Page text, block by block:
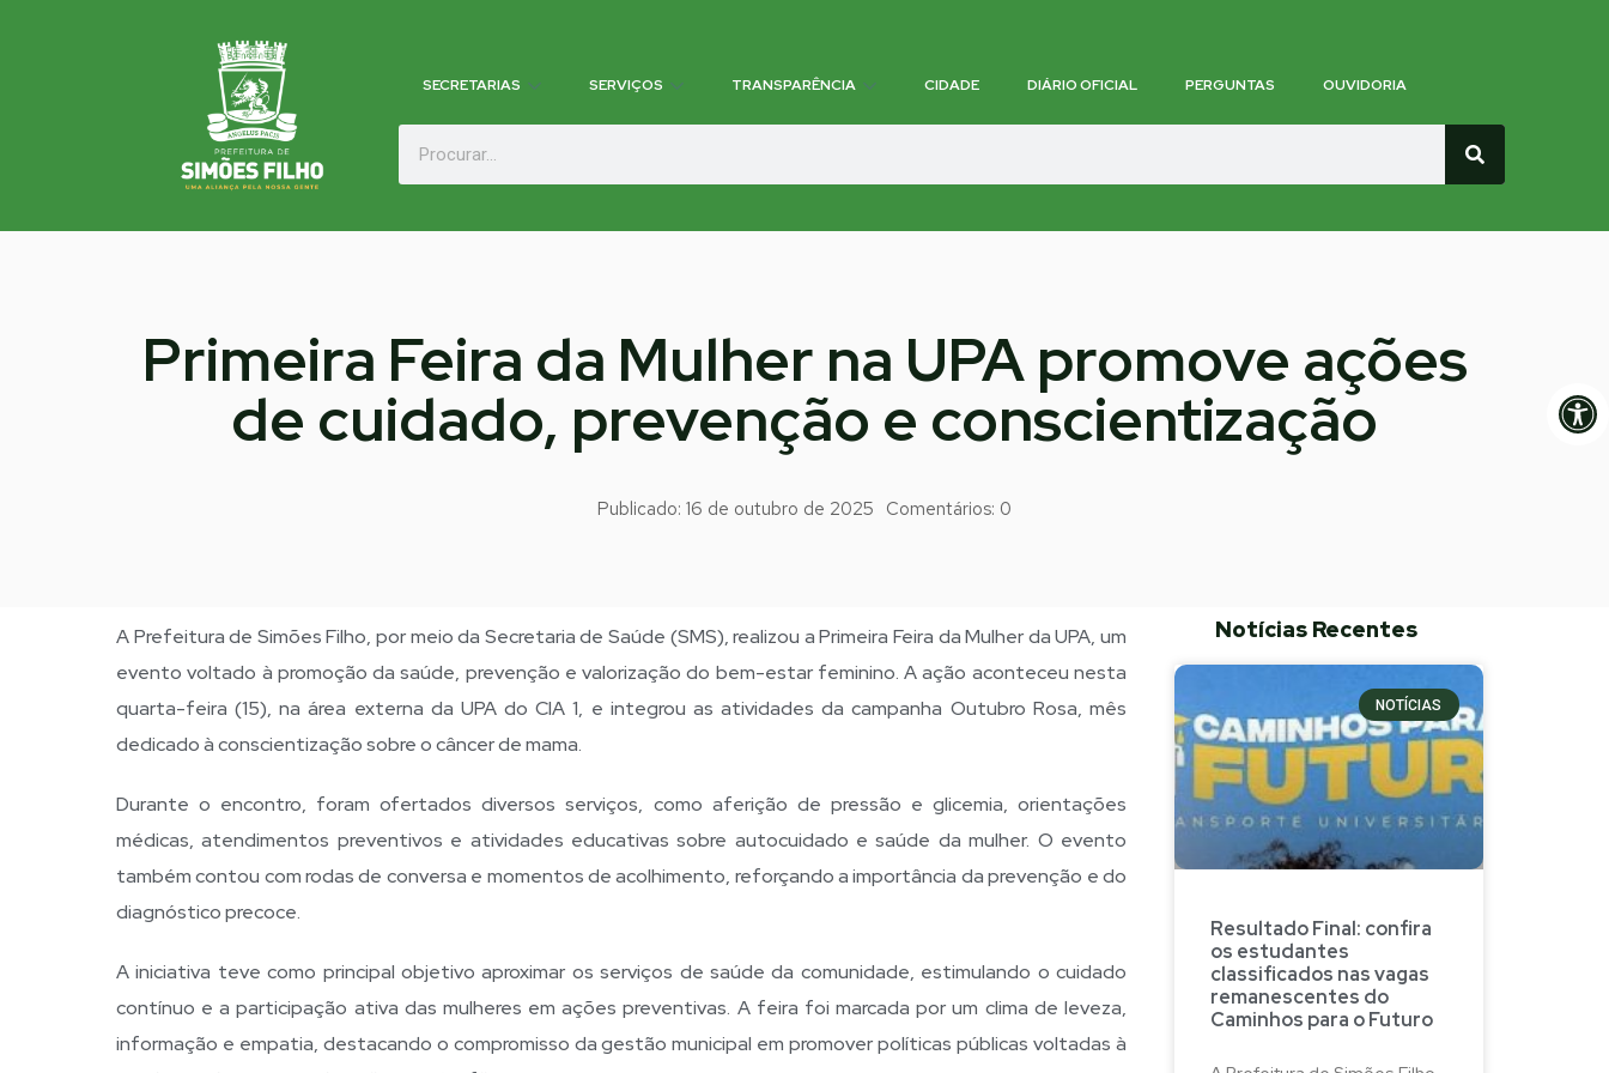
SECRETARIAS SERVIÇOS TRANSPARÊNCIA CIDADE DIÁRIO OFICIAL PERGUNTAS OUVIDORIA
Primeira Feira da Mulher na UPA promove ações
de cuidado, prevenção e conscientização
Publicado: 16 de outubro de 2025 Comentários: 0
A Prefeitura de Simões Filho, por meio da Secretaria de Saúde (SMS), realizou a Primeira Feira da Mulher da UPA, um
evento voltado à promoção da saúde, prevenção e valorização do bem-estar feminino. A ação aconteceu nesta
quarta-feira (15), na área externa da UPA do CIA 1, e integrou as atividades da campanha Outubro Rosa, mês
dedicado à conscientização sobre o câncer de mama.
Durante o encontro, foram ofertados diversos serviços, como aferição de pressão e glicemia, orientações
médicas, atendimentos preventivos e atividades educativas sobre autocuidado e saúde da mulher. O evento
também contou com rodas de conversa e momentos de acolhimento, reforçando a importância da prevenção e do
diagnóstico precoce.
A iniciativa teve como principal objetivo aproximar os serviços de saúde da comunidade, estimulando o cuidado
contínuo e a participação ativa das mulheres em ações preventivas. A feira foi marcada por um clima de leveza,
informação e empatia, destacando o compromisso da gestão municipal em promover políticas públicas voltadas à
Notícias Recentes
NOTÍCIAS
Resultado Final: confira
os estudantes
classificados nas vagas
remanescentes do
Caminhos para o Futuro